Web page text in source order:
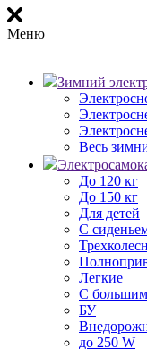
Меню
Зимний
Весь
До 120 кг
До 150 кг
Для детей
С
Легкие
С большим
БУ
до 250 W